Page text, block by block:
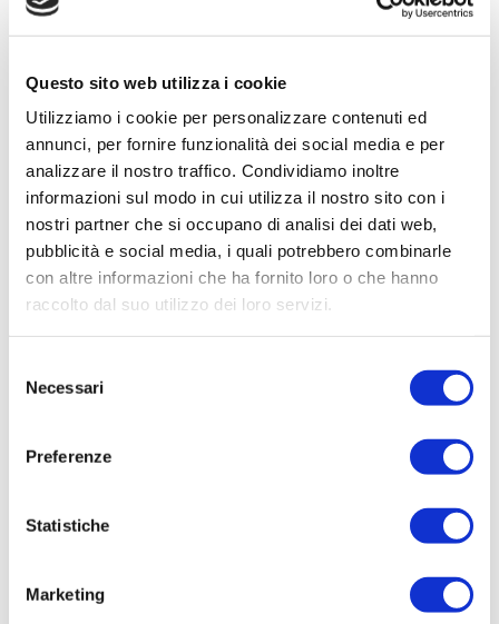
Questo sito web utilizza i cookie
Utilizziamo i cookie per personalizzare contenuti ed
annunci, per fornire funzionalità dei social media e per
analizzare il nostro traffico. Condividiamo inoltre
informazioni sul modo in cui utilizza il nostro sito con i
nostri partner che si occupano di analisi dei dati web,
pubblicità e social media, i quali potrebbero combinarle
con altre informazioni che ha fornito loro o che hanno
raccolto dal suo utilizzo dei loro servizi.
delNecessari
Preferenze
Statistiche
Marketing
14/07/2026
Acqua bene prezioso: un appello alla
responsabilità di tutti
L'estate porta con sé giornate più calde, campagne più
29/06/2026